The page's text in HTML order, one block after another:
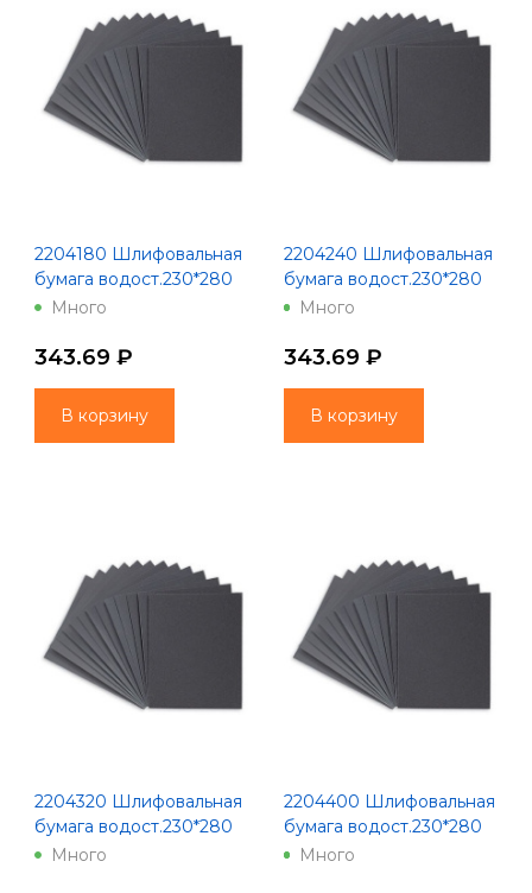
2204180 Шлифовальная
бумага водост.230*280
зерно 180 10 шт 100
Много
343.69 ₽
В корзину
2204240 Шлифовальная
бумага водост.230*280
зерно 240 10 шт 100
Много
343.69 ₽
В корзину
2204320 Шлифовальная
бумага водост.230*280
зерно 320 10 шт. 100
Много
2204400 Шлифовальная
бумага водост.230*280
зерно 400 10 шт 100
Много